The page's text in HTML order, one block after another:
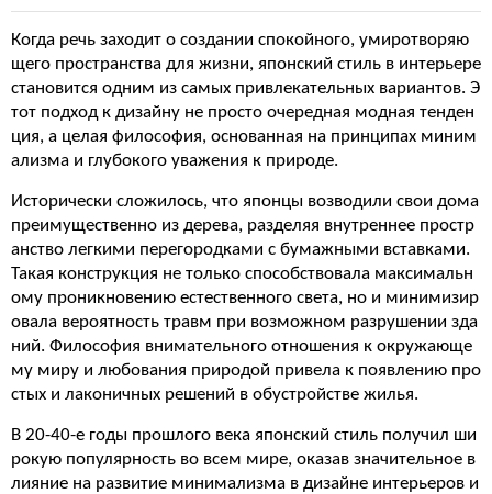
Когда речь заходит о создании спокойного, умиротворяю
щего пространства для жизни, японский стиль в интерьере
становится одним из самых привлекательных вариантов. Э
тот подход к дизайну не просто очередная модная тенден
ция, а целая философия, основанная на принципах миним
ализма и глубокого уважения к природе.
Исторически сложилось, что японцы возводили свои дома
преимущественно из дерева, разделяя внутреннее простр
анство легкими перегородками с бумажными вставками.
Такая конструкция не только способствовала максимальн
ому проникновению естественного света, но и минимизир
овала вероятность травм при возможном разрушении зда
ний. Философия внимательного отношения к окружающе
му миру и любования природой привела к появлению про
стых и лаконичных решений в обустройстве жилья.
В 20-40-е годы прошлого века японский стиль получил ши
рокую популярность во всем мире, оказав значительное в
лияние на развитие минимализма в дизайне интерьеров и